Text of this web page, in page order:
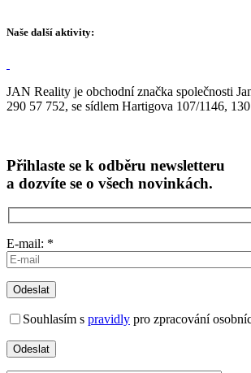
Naše další aktivity:
JAN Reality je obchodní značka společnosti
290 57 752, se sídlem Hartigova 107/1146,
Přihlaste se k odběru newsletteru
a dozvíte se o všech novinkách.
E-mail: *
Souhlasím s pravidly pro zpracování